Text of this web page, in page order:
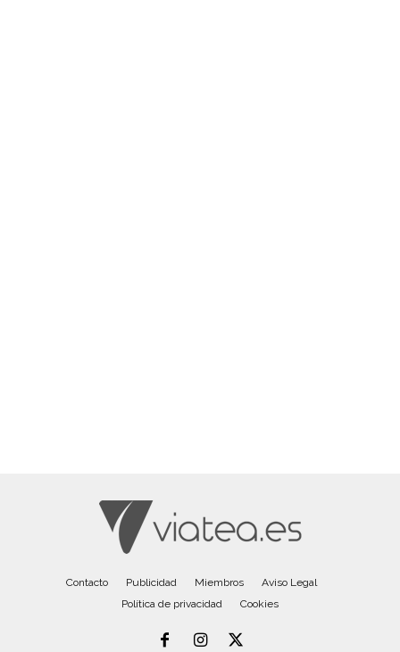
Contacto Publicidad Miembros
Aviso Legal
Política de privacidad
Cookies